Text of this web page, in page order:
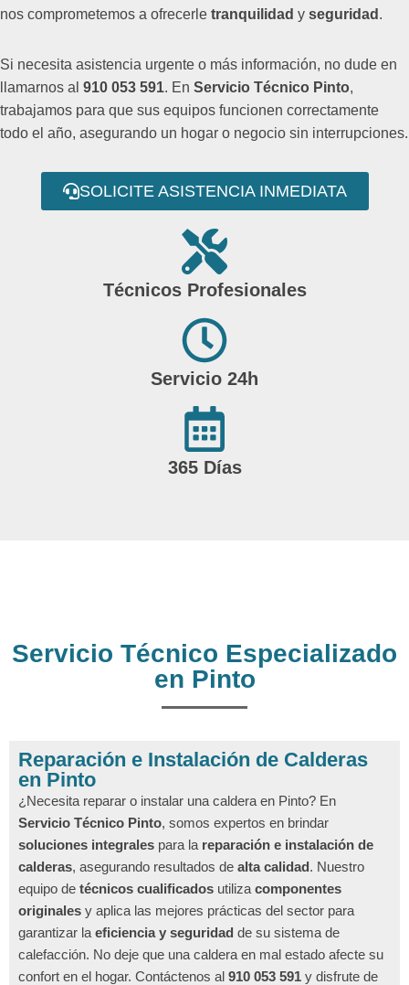
nos comprometemos a ofrecerle tranquilidad y seguridad .
Si necesita asistencia urgente o más información, no dude en
llamarnos al 910 053 591. En Servicio Técnico Pinto,
trabajamos para que sus equipos funcionen correctamente
todo el año, asegurando un hogar o negocio sin interrupciones.
SOLICITE ASISTENCIA INMEDIATA
Técnicos Profesionales
Servicio 24h
365 Días
Servicio Técnico Especializado
en Pinto
Reparación e Instalación de Calderas
en Pinto
¿Necesita reparar o instalar una caldera en Pinto? En
Servicio Técnico Pinto, somos expertos en brindar
soluciones integrales para la reparación e instalación de
calderas, asegurando resultados de alta calidad. Nuestro
equipo de técnicos cualificados utiliza componentes
originales y aplica las mejores prácticas del sector para
garantizar la eficiencia y seguridad de su sistema de
calefacción. No deje que una caldera en mal estado afecte su
confort en el hogar. Contáctenos al 910 053 591 y disfrute de